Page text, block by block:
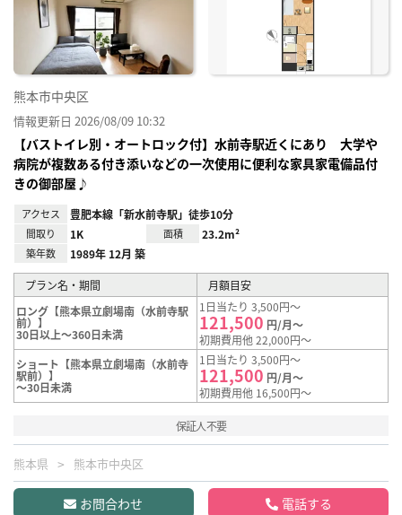
熊本市中央区
情報更新日 2026/08/09 10:32
【バストイレ別・オートロック付】水前寺駅近くにあり 大学や
病院が複数ある付き添いなどの一次使用に便利な家具家電備品付
きの御部屋♪
アクセス 豊肥本線「新水前寺駅」徒歩10分
間取り 1K 面積 23.2m²
築年数 1989年 12月 築
プラン名・期間
月額目安
ロング【熊本県立劇場南（水前寺駅
前）】
30日以上～360日未満
1日当たり 3,500円～
121,500 円/月～
初期費用他 22,000円～
ショート【熊本県立劇場南（水前寺
駅前）】
～30日未満
1日当たり 3,500円～
121,500 円/月～
初期費用他 16,500円～
保証人不要
熊本県 熊本市中央区
お問合わせ 電話する